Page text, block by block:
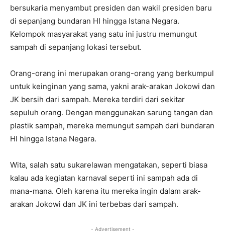
bersukaria menyambut presiden dan wakil presiden baru
di sepanjang bundaran HI hingga Istana Negara.
Kelompok masyarakat yang satu ini justru memungut
sampah di sepanjang lokasi tersebut.
Orang-orang ini merupakan orang-orang yang berkumpul
untuk keinginan yang sama, yakni arak-arakan Jokowi dan
JK bersih dari sampah. Mereka terdiri dari sekitar
sepuluh orang. Dengan menggunakan sarung tangan dan
plastik sampah, mereka memungut sampah dari bundaran
HI hingga Istana Negara.
Wita, salah satu sukarelawan mengatakan, seperti biasa
kalau ada kegiatan karnaval seperti ini sampah ada di
mana-mana. Oleh karena itu mereka ingin dalam arak-
arakan Jokowi dan JK ini terbebas dari sampah.
- Advertisement -